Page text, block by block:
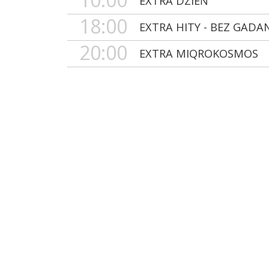
18:00 EXTRA HITY - BEZ
20:00 EXTRA MIQROKOSMOS